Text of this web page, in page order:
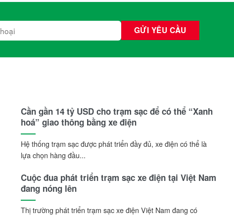
Cần gần 14 tỷ USD cho trạm sạc để có thể “Xanh
hoá” giao thông bằng xe điện
Hệ thống trạm sạc được phát triển đầy đủ, xe điện có thể là
lựa chọn hàng đầu...
Cuộc đua phát triển trạm sạc xe điện tại Việt Nam
đang nóng lên
Thị trường phát triển trạm sạc xe điện Việt Nam đang có